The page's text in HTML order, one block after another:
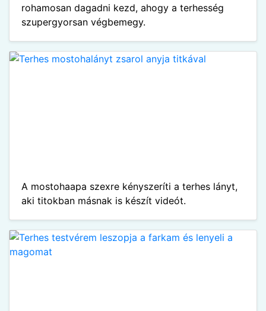
rohamosan dagadni kezd, ahogy a terhesség
szupergyorsan végbemegy.
A mostohaapa szexre kényszeríti a terhes lányt,
aki titokban másnak is készít videót.